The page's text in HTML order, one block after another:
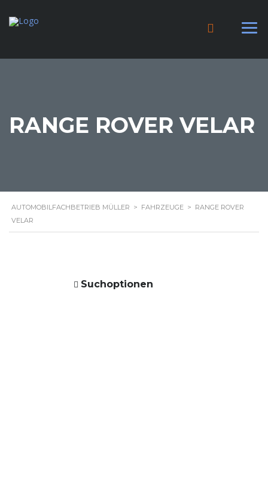
RANGE ROVER VELAR
AUTOMOBILFACHBETRIEB MÜLLER > FAHRZEUGE > RANGE ROVER
VELAR
Suchoptionen